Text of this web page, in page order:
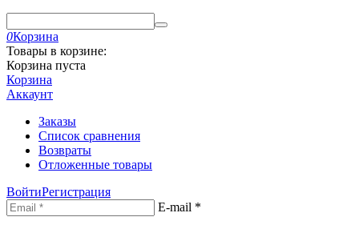
0Корзина
Товары в корзине:
Корзина пуста
Корзина
Аккаунт
Заказы
Список сравнения
Возвраты
Отложенные товары
ВойтиРегистрация
E-mail *